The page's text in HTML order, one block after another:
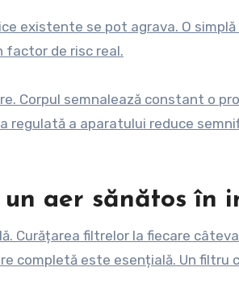
existente se pot agrava. O
factor de risc real.
Corpul semnalează constant o
regulată a aparatului reduce
aer sănătos în
Curățarea filtrelor la fiecare
completă este esențială. Un